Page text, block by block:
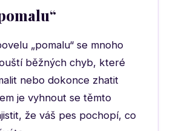
„pomalu“ se mnoho
běžných chyb, které
nebo dokonce zhatit
je vyhnout se těmto
že váš pes pochopí, co